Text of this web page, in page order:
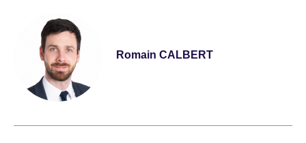
Romain CALBERT